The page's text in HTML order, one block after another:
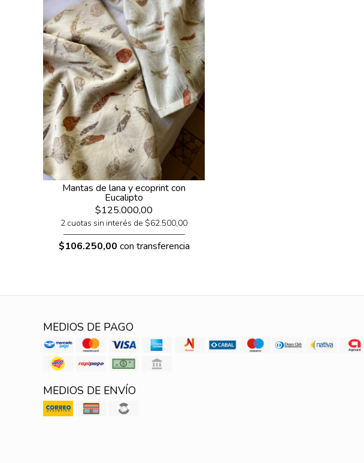
Mantas de lana y ecoprint con
Eucalipto
$125.000,00
2 cuotas sin interés de $62.500,00
$106.250,00 con transferencia
MEDIOS DE PAGO
MEDIOS DE ENVÍO